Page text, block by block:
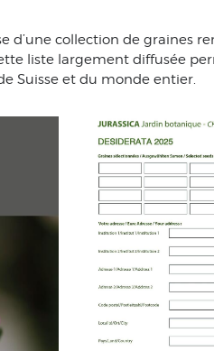
d’une collection de graines
liste largement diffusée
Suisse et du monde entier.